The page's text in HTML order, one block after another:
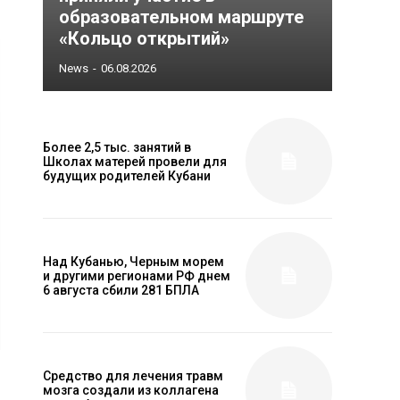
образовательном маршруте
«Кольцо открытий»
News - 06.08.2026
Более 2,5 тыс. занятий в
Школах матерей провели для
будущих родителей Кубани
Над Кубанью, Черным морем
и другими регионами РФ днем
6 августа сбили 281 БПЛА
Средство для лечения травм
мозга создали из коллагена